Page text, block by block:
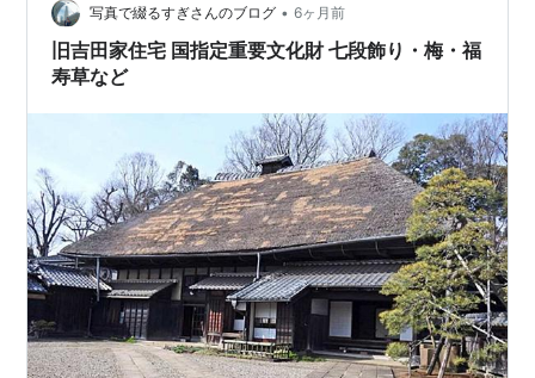
たカボチャの煮物・大根の漬物・ワラビ。↑ 特にワラビ
は初物で、Very good でした。Ｕさんの珈琲も…
写真で綴るすぎさんのブログ • 6ヶ月前
旧吉田家住宅 国指定重要文化財 七段飾り・梅・福
寿草など